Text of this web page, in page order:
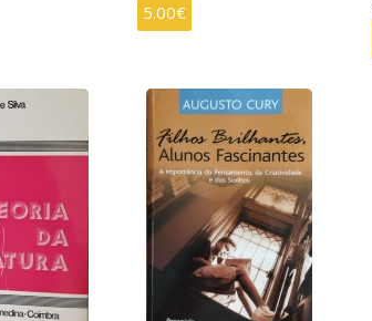
5.00€